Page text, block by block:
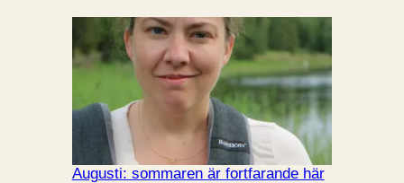
Augusti: sommaren är fortfarande här